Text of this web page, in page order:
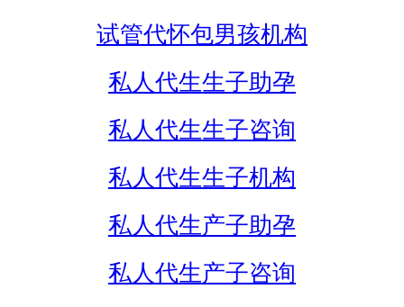
试管代怀包男孩机构
私人代生生子助孕
私人代生生子咨询
私人代生生子机构
私人代生产子助孕
私人代生产子咨询